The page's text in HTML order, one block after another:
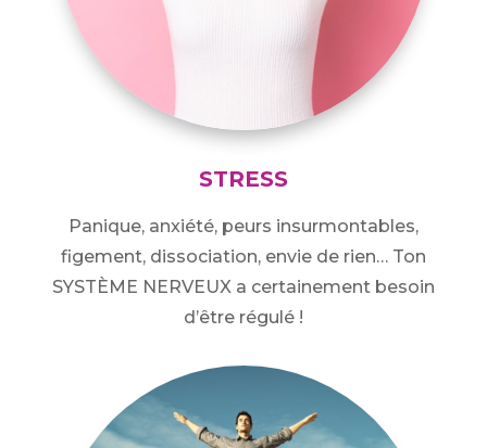
STRESS
Panique, anxiété, peurs insurmontables,
figement, dissociation, envie de rien… Ton
SYSTÈME NERVEUX a certainement besoin
d’être régulé !